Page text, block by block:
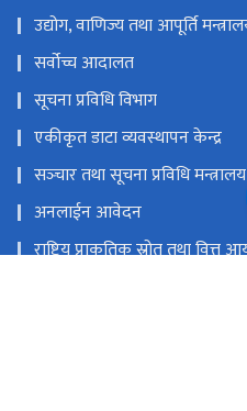
महत्त्वपूर्ण लिङ्कहरू
लोक सेवा आयोग
उद्योग, वाणिज्य तथा आपूर्ति मन्त्रालय
सर्वोच्च आदालत
सूचना प्रविधि विभाग
एकीकृत डाटा व्यवस्थापन केन्द्र
सञ्‍चार तथा सूचना प्रविधि मन्त्रालय